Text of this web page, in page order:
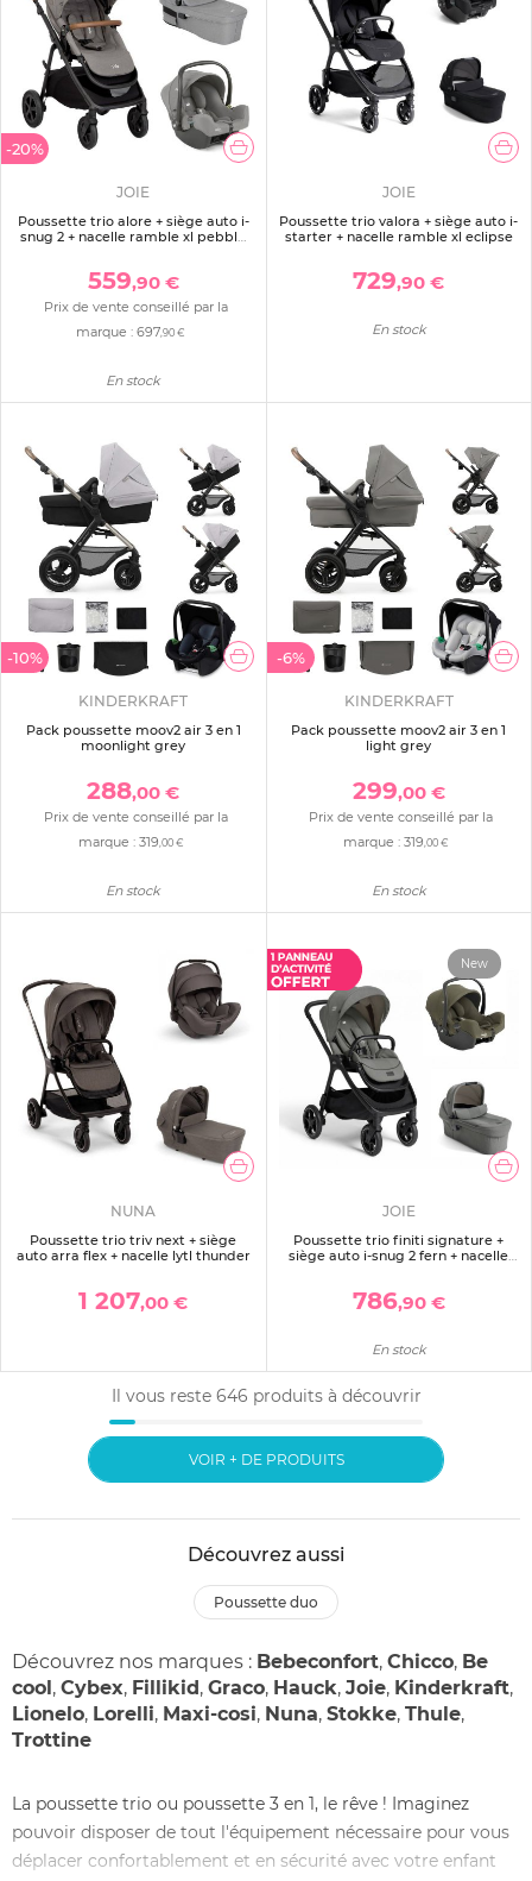
-20%
JOIE
Poussette trio alore + siège auto i-
snug 2 + nacelle ramble xl pebble
559,90 €
Prix de vente conseillé par la
marque :697,90 €
En stock
JOIE
Poussette trio valora + siège auto i-
starter + nacelle ramble xl eclipse
729,90 €
En stock
-10%
KINDERKRAFT
Pack poussette moov2 air 3 en 1
moonlight grey
288,00 €
Prix de vente conseillé par la
marque : 319 ,00 €
En stock
-6%
KINDERKRAFT
Pack poussette moov2 air 3 en 1
light grey
299,00 €
Prix de vente conseillé par la
marque :319,00 €
En stock
NUNA
Poussette trio triv next + siège
auto arra flex + nacelle lytl thunder
1 207,00 €
New
JOIE
Poussette trio finiti signature +
siège auto i-snug 2 fern + nacelle
786,90 €
En stock
Il vous reste 646 produits à découvrir
VOIR + DE PRODUITS
Découvrez aussi
poussette duo
Découvrez nos marques : Bebeconfort, Chicco, Be
cool, Cybex, Fillikid, Graco, Hauck, Joie, Kinderkraft,
Lionelo, Lorelli, Maxi-cosi, Nuna, Stokke, Thule,
Trottine
La poussette trio ou poussette 3 en 1, le rêve ! Imaginez
pouvoir disposer de tout l'équipement nécessaire pour vous
déplacer confortablement et en sécurité avec votre enfant